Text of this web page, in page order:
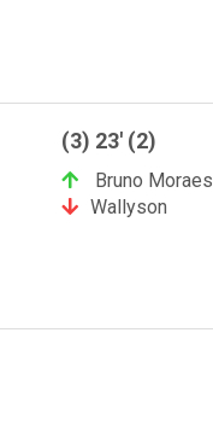
(3) 23' (2)
Bruno Moraes
Wallyson